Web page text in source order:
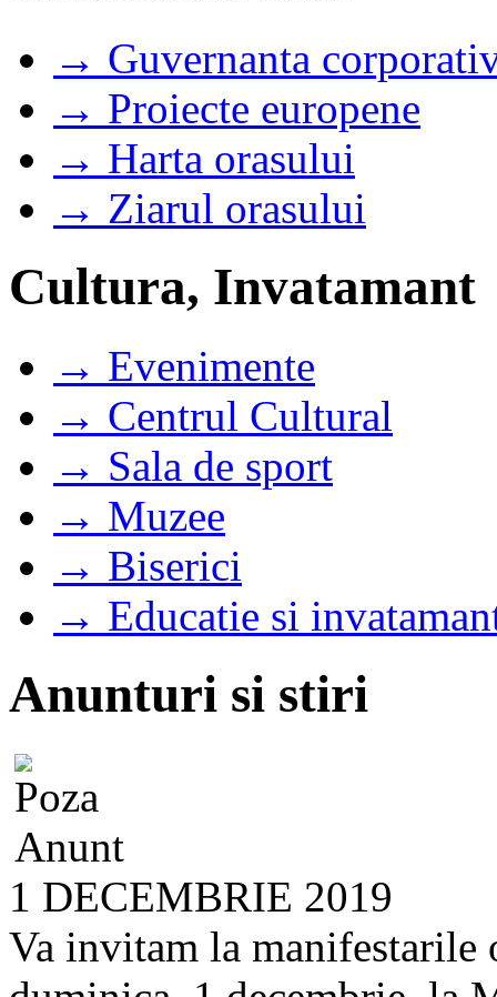
→ Guvernanta
→ Proiecte europene
→ Harta orasului
→ Ziarul orasului
Cultura, Invatamant
→ Evenimente
→ Centrul Cultural
→ Sala de sport
→ Muzee
→ Biserici
→ Educatie si
Anunturi si stiri
1 DECEMBRIE 2019
Va invitam la manifestarile